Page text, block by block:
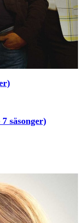
säsonger)